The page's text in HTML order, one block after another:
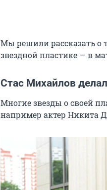
Мы решили рассказать о
звездной пластике — в
Стас Михайлов
Многие звезды о своей
например актер Никита